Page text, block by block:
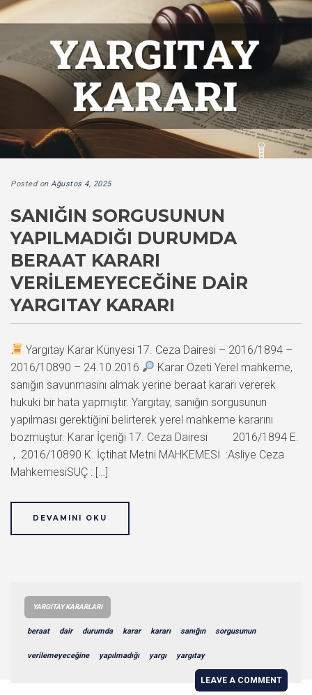
Posted on Ağustos 4, 2025
SANIĞIN SORGUSUNUN
YAPILMADIĞI DURUMDA
BERAAT KARARI
VERILEMEYECEĞINE DAIR
YARGITAY KARARI
Yargıtay Karar Künyesi 17. Ceza Dairesi – 2016/1894 –
2016/10890 – 24.10.2016
Karar Özeti Yerel mahkeme,
sanığın savunmasını almak yerine beraat kararı vererek
hukuki bir hata yapmıştır. Yargıtay, sanığın sorgusunun
yapılması gerektiğini belirterek yerel mahkeme kararını
bozmuştur. Karar İçeriği 17. Ceza Dairesi 2016/1894 E.
, 2016/10890 K. İçtihat Metni MAHKEMESİ :Asliye Ceza
MahkemesiSUÇ : […]
DEVAMINI OKU
YARGITAY KARARLARI
beraat dair durumda karar kararı sanığın sorgusunun
verilemeyeceğine yapılmadığı yargı yargıtay
LEAVE A COMMENT